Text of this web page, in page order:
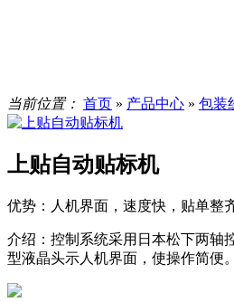
当前位置： 首页 » 产品中心 » 包装
上贴自动贴标机
优势： 人机界面，速度快，贴单整
介绍： 控制系统采用日本松下两轴
型液晶头示人机界面，使操作简便